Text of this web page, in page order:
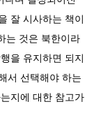
잘 시사하는 책이
는 것은 북한이라
을 유지하면 되지
서 선택해야 하는
지에 대한 참고가